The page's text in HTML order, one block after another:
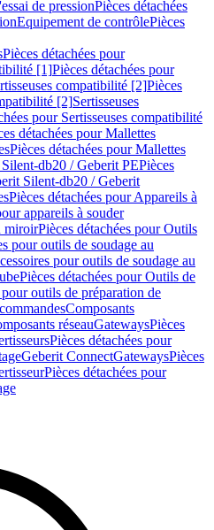
de pressionPièces détachées
Equipement de contrôlePièces
Pièces détachées pour
[1]Pièces détachées pour
compatibilité [2]Pièces
[2]Sertisseuses
pour Sertisseuses compatibilité
détachées pour Mallettes
Pièces détachées pour Mallettes
db20 / Geberit PEPièces
Silent-db20 / Geberit
Pièces détachées pour Appareils à
appareils à souder
miroirPièces détachées pour Outils
pour outils de soudage au
pour outils de soudage au
Pièces détachées pour Outils de
outils de préparation de
Composants
réseauGatewaysPièces
Pièces détachées pour
Geberit ConnectGatewaysPièces
Pièces détachées pour